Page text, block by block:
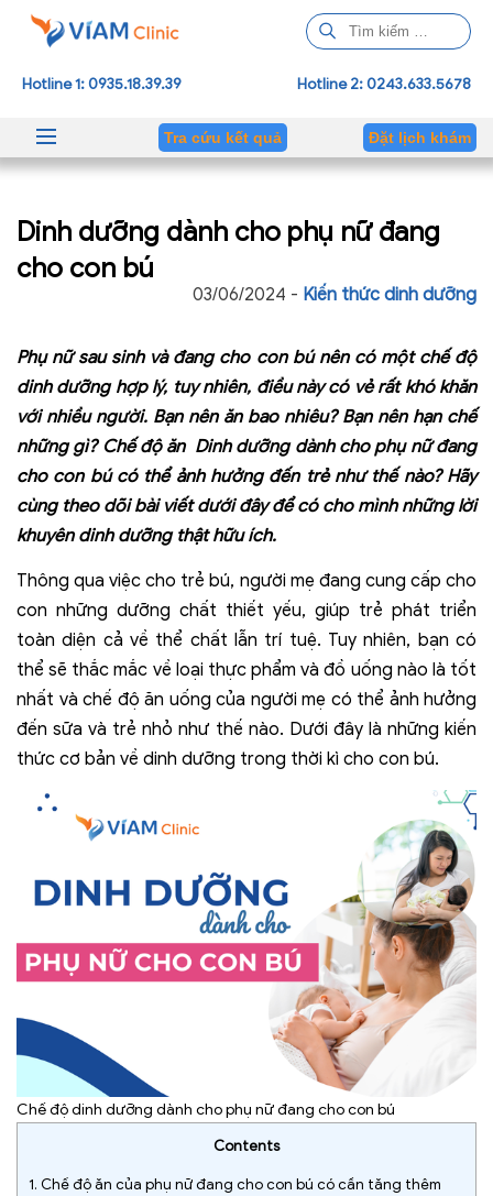
ì
m
h
Hotline 1: 0935.18.39.39 Hotline 2: 0243.633.5678
Tra cứu kết quả Đặt lịch khám
Dinh dưỡng dành cho phụ nữ đang
cho con bú
03/06/2024 - Kiến thức dinh dưỡng
Phụ nữ sau sinh và đang cho con bú nên có một chế độ
dinh dưỡng hợp lý, tuy nhiên, điều này có vẻ rất khó khăn
với nhiều người. Bạn nên ăn bao nhiêu? Bạn nên hạn chế
những gì? Chế độ ăn Dinh dưỡng dành cho phụ nữ đang
cho con bú có thể ảnh hưởng đến trẻ như thế nào? Hãy
cùng theo dõi bài viết dưới đây để có cho mình những lời
khuyên dinh dưỡng thật hữu ích.
Thông qua việc cho trẻ bú, người mẹ đang cung cấp cho
con những dưỡng chất thiết yếu, giúp trẻ phát triển
toàn diện cả về thể chất lẫn trí tuệ. Tuy nhiên, bạn có
thể sẽ thắc mắc về loại thực phẩm và đồ uống nào là tốt
nhất và chế độ ăn uống của người mẹ có thể ảnh hưởng
đến sữa và trẻ nhỏ như thế nào. Dưới đây là những kiến
thức cơ bản về dinh dưỡng trong thời kì cho con bú.
Chế độ dinh dưỡng dành cho phụ nữ đang cho con bú
Contents
1. Chế độ ăn của phụ nữ đang cho con bú có cần tăng thêm